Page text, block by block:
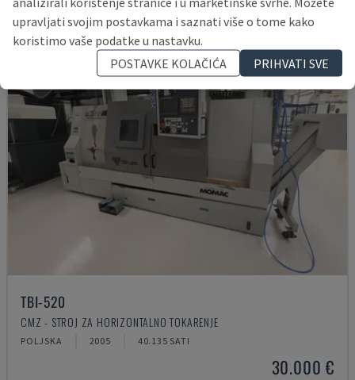
TBI-520
CMZ - STROJ ZA HORIZONTALNO TOKARENJE
POLJSKA 2005 40.135 SATI
30.000 €
upravljati svojim postavkama i saznati više o tome kako
koristimo vaše podatke u nastavku.
POSTAVKE KOLAČIĆA
PRIHVATI SVE